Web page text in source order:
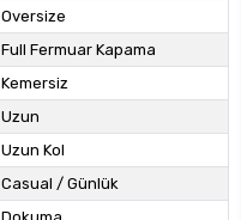
Oversize
Full Fermuar Kapama
Kemersiz
Uzun
Uzun Kol
Casual / Günlük